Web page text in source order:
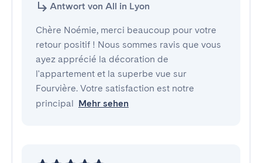
Antwort von All in Lyon
Chère Noémie, merci beaucoup pour votre
retour positif ! Nous sommes ravis que vous
ayez apprécié la décoration de
l'appartement et la superbe vue sur
Fourvière. Votre satisfaction est notre
principal Mehr sehen